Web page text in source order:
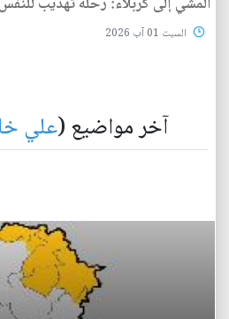
السبت 01 آب 2026
آخر مواضيع (علي